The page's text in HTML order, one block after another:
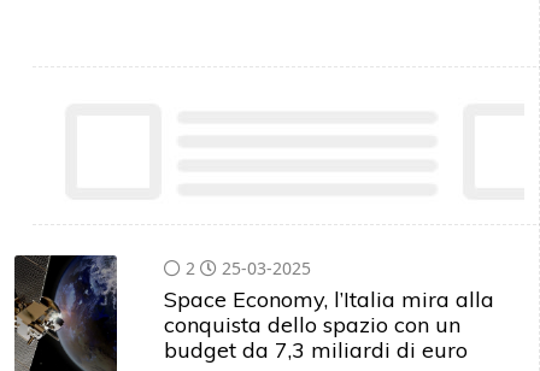
2 25-03-2025
Space Economy, l’Italia mira alla
conquista dello spazio con un
budget da 7,3 miliardi di euro